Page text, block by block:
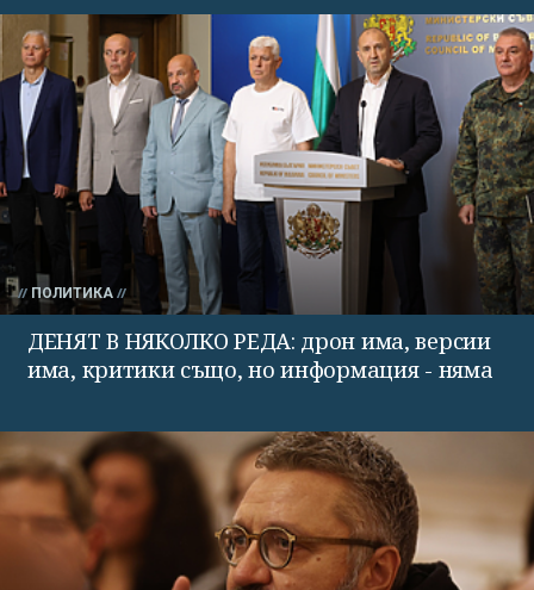
ПОЛИТИКА
ДЕНЯТ В НЯКОЛКО РЕДА: дрон има, версии
има, критики също, но информация - няма